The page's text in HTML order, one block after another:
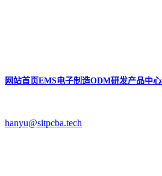
网站首页EMS电子制造ODM研发产品中心
hanyu@sitpcba.tech